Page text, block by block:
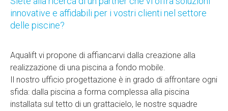
innovative e affidabili per i vostri clienti nel settore
delle piscine?
Aqualift vi propone di affiancarvi dalla creazione alla
realizzazione di una piscina a fondo mobile.
Il nostro ufficio progettazione è in grado di affrontare ogni
sfida: dalla piscina a forma complessa alla piscina
installata sul tetto di un grattacielo, le nostre squadre